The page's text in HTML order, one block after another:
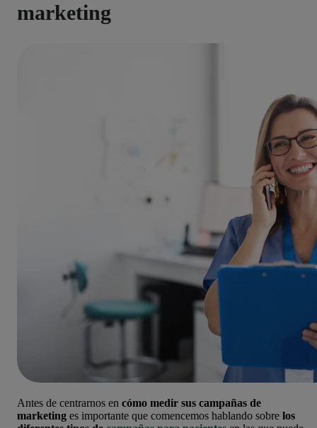
marketing
Antes de centrarnos en cómo medir sus campañas de
marketing es importante que comencemos hablando sobre los